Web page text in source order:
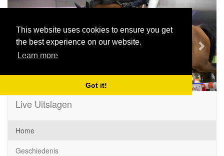
This website uses cookies to ensure you get
the best experience on our website.
Learn more
Got it!
Previous Next
Live Uitslagen
Home
Geschiedenis